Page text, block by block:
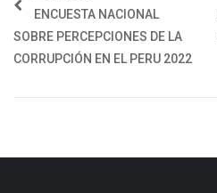
ENCUESTA NACIONAL
SOBRE PERCEPCIONES DE LA
CORRUPCIÓN EN EL PERU 2022